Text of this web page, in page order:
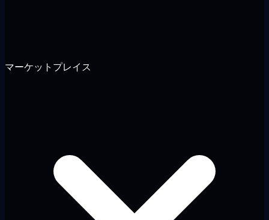
マーケットプレイス